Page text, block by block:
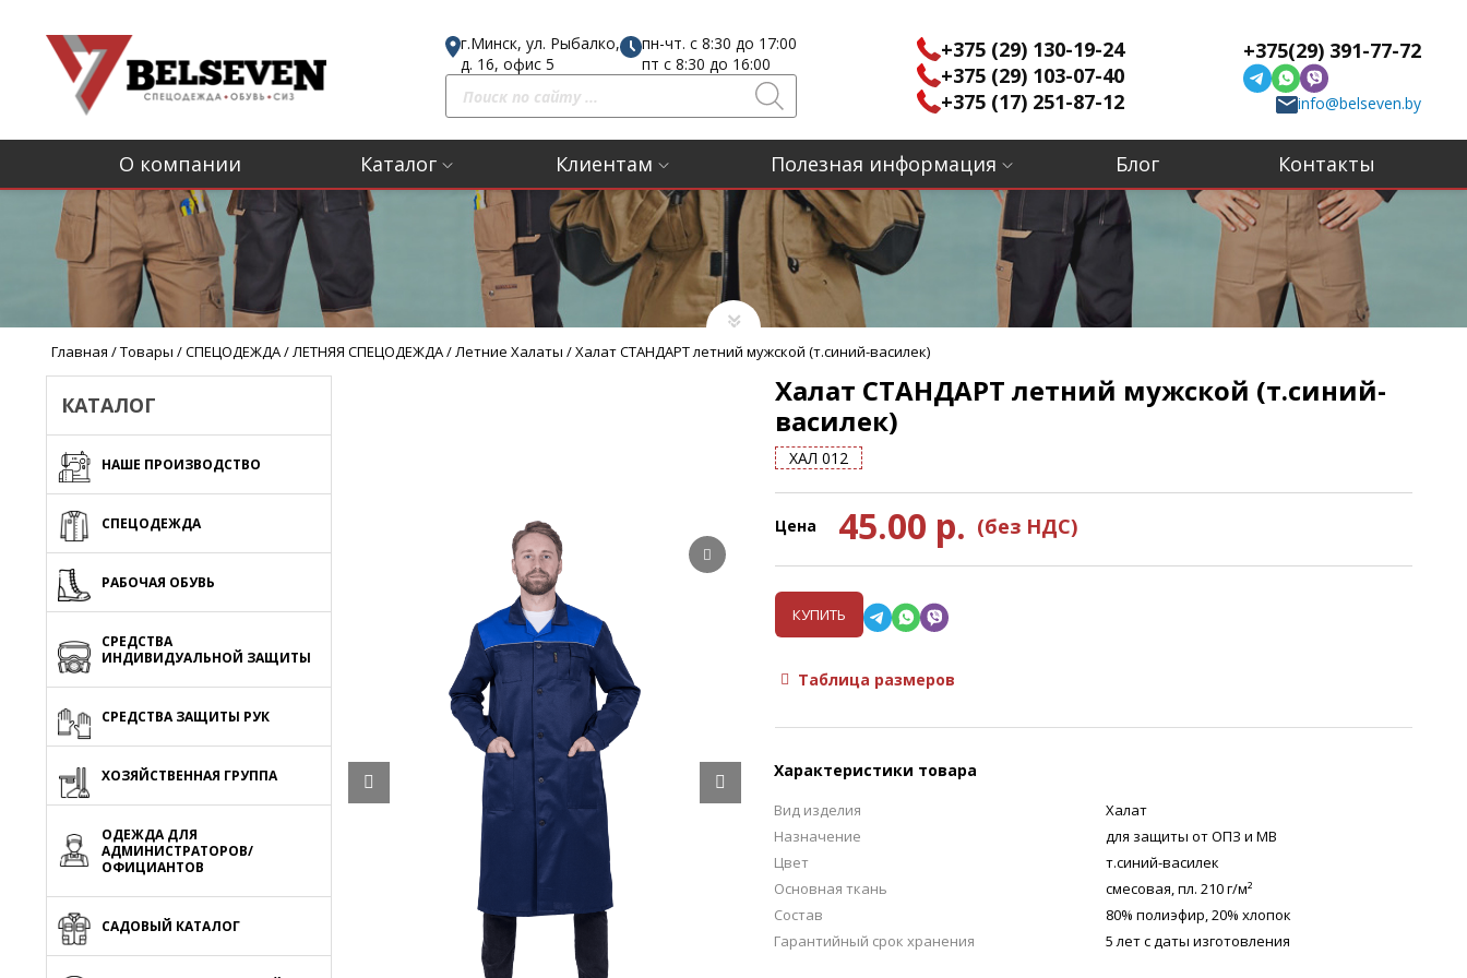
г.Минск, ул. Рыбалко,
д. 16, офис 5
пн-чт. с 8:30 до 17:00
пт с 8:30 до 16:00
о
и
с
р
+375 (29) 130-19-24
+375 (29) 103-07-40
+375 (17) 251-87-12
+375(29) 391-77-72
info@belseven.by
О компании Каталог Клиентам Полезная информация Блог Контакты
Главная /Товары /СПЕЦОДЕЖДА/ЛЕТНЯЯ СПЕЦОДЕЖДА/Летние Халаты /Халат СТАНДАРТ летний мужской (т.синий-василек)
КАТАЛОГ
НАШЕ ПРОИЗВОДСТВО
СПЕЦОДЕЖДА
РАБОЧАЯ ОБУВЬ
СРЕДСТВА
ИНДИВИДУАЛЬНОЙ ЗАЩИТЫ
СРЕДСТВА ЗАЩИТЫ РУК
ХОЗЯЙСТВЕННАЯ ГРУППА
ОДЕЖДА ДЛЯ
АДМИНИСТРАТОРОВ/
ОФИЦИАНТОВ
САДОВЫЙ КАТАЛОГ
Халат СТАНДАРТ летний мужской (т.синий-
василек)
ХАЛ 012
Цена 45.00 р. (без НДС)
КУПИТЬ
Таблица размеров
Характеристики товара
Вид изделия
Халат
Назначение
для защиты от ОПЗ и МВ
Цвет
т.синий-василек
Основная ткань
смесовая, пл. 210 г/м²
Состав
80% полиэфир, 20% хлопок
Гарантийный срок хранения
5 лет с даты изготовления